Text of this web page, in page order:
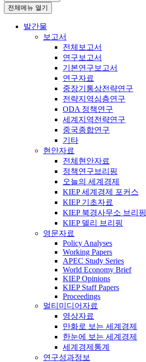
전체메뉴 열기
발간물
보고서
전체보고서
연구보고서
기본연구보고서
연구자료
중장기통상전략연구
전략지역심층연구
ODA 정책연구
세계지역전략연구
중국종합연구
기타
현안자료
전체현안자료
정책연구브리핑
오늘의 세계경제
KIEP 세계경제 포커스
KIEP 기초자료
KIEP 북경사무소 브리핑
KIEP 델리 브리핑
영문자료
Policy Analyses
Working Papers
APEC Study Series
World Economy Brief
KIEP Opinions
KIEP Staff Papers
Proceedings
멀티미디어자료
영상자료
만화로 보는 세계경제
한눈에 보는 세계경제
세계경제통계
연구성과정보